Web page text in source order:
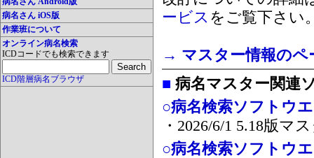
病名さん iOS版
作業班について
オンライン病名検索
ICDコードでも検索できます
ICD階層病名ブラウザ
ービス をご覧下さい
→ マスター情報のペ
■ 病名マスター関連
○病名検索ソフトウ
・2026/6/1 5.18版マ
○病名検索ソフトウ